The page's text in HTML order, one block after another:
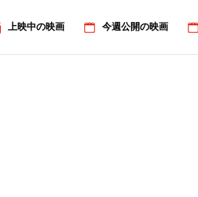
上映中の映画 今週公開の映画